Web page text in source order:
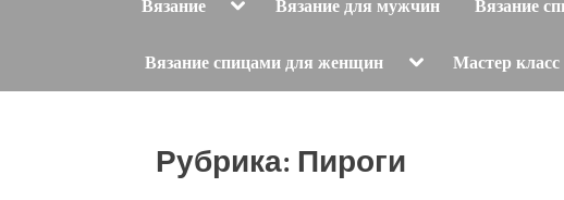
Вязание Вязание для мужчин Вязание
Вязание спицами для женщин Toggle
menu
Мастер класс
Рубрика: Пироги